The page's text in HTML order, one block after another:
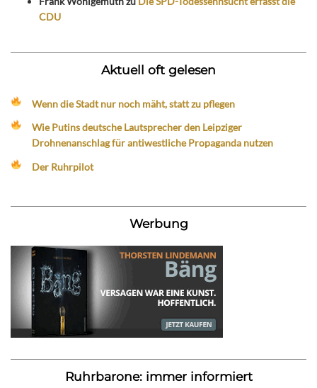
CDU
Aktuell oft gelesen
Wenn die Stadt nur noch mäht, statt zu pflegen
Wie Putins deutsche Lautsprecher den Leipziger
Drohnenanschlag für antiwestliche Propaganda nutzen
Der Ruhrpilot
Werbung
Ruhrbarone: immer informiert